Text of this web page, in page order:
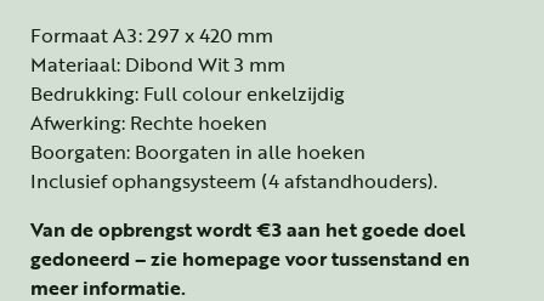
Formaat A3: 297 x 420 mm
Materiaal: Dibond Wit 3 mm
Bedrukking: Full colour enkelzijdig
Afwerking: Rechte hoeken
Boorgaten: Boorgaten in alle hoeken
Inclusief ophangsysteem (4 afstandhouders).
Van de opbrengst wordt €3 aan het goede doel
gedoneerd – zie homepage voor tussenstand en
meer informatie.